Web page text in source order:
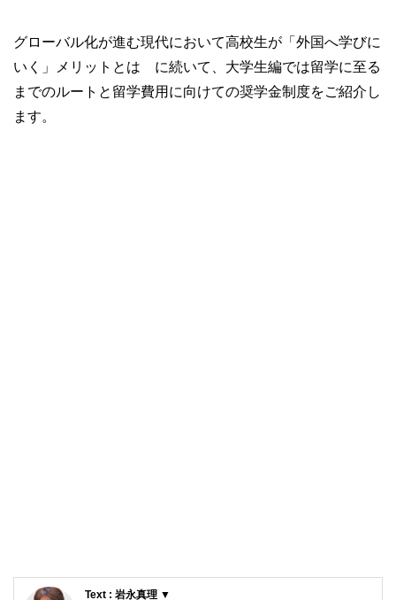
グローバル化が進む現代において高校生が「外国へ学びに
いく」メリットとは に続いて、大学生編では留学に至る
までのルートと留学費用に向けての奨学金制度をご紹介し
ます。
Text : 岩永真理 ▼